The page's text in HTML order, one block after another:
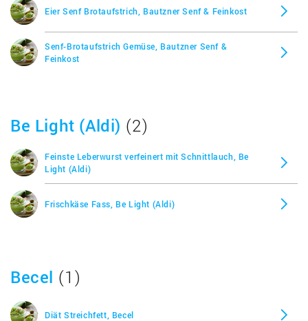
Eier Senf Brotaufstrich, Bautzner Senf & Feinkost
Senf-Brotaufstrich Gemüse, Bautzner Senf &
Feinkost
Be Light (Aldi) (2)
Feinste Leberwurst verfeinert mit Schnittlauch, Be
Light (Aldi)
Frischkäse Fass, Be Light (Aldi)
Becel (1)
Diät Streichfett, Becel